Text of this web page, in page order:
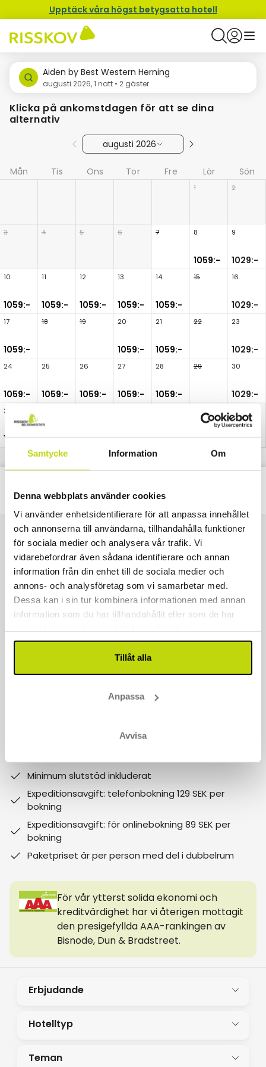
Samtycke Information Om
Denna webbplats använder cookies
Vi använder enhetsidentifierare för att anpassa innehållet
och annonserna till användarna, tillhandahålla funktioner
för sociala medier och analysera vår trafik. Vi
vidarebefordrar även sådana identifierare och annan
information från din enhet till de sociala medier och
annons- och analysföretag som vi samarbetar med.
Dessa kan i sin tur kombinera informationen med annan
information som du har tillhandahållit eller som de har
Tillåt alla
Anpassa
Avvisa
Upptäck våra högst betygsatta hotell
Aiden by Best Western Herning
augusti 2026, 1 natt • 2 gäster
Klicka på ankomstdagen för att se dina
alternativ
augusti 2026
Mån Tis Ons Tor Fre Lör Sön
1 2
3 4 5 6 7 8
1059:-
9
1029:-
10
1059:-
11
1059:-
12
1059:-
13
1059:-
14
1059:-
15 16
1029:-
17
1059:-
18 19 20
1059:-
21
1059:-
22 23
1029:-
24
1059:-
25
1059:-
26
1059:-
27
1059:-
28
1059:-
29 30
1029:-
31
1059:-
Classic
Kontakta oss
040 611 6130
kontakt@risskov.se
Våra öppetider är:
Måndag - Fredag: 9 - 17
Varför boka med Risskov Bilsemester? Spara mer!
Minimum slutstäd inkluderat
Expeditionsavgift: telefonbokning 129 SEK per
bokning
Expeditionsavgift: för onlinebokning 89 SEK per
bokning
Paketpriset är per person med del i dubbelrum
Follow us on social media
För vår ytterst solida ekonomi och
kreditvärdighet har vi återigen mottagit
den presigefyllda AAA-rankingen av
Bisnode, Dun & Bradstreet.
Erbjudande
Hotelltyp
Teman